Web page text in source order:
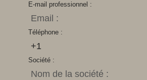
E-mail professionnel :
Téléphone :
Société :